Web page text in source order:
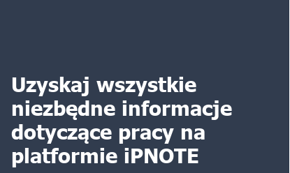
Uzyskaj wszystkie
niezbędne informacje
dotyczące pracy na
platformie iPNOTE